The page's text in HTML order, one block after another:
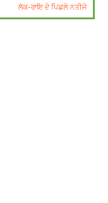
ਲੋਕ-ਰਾਇ ਦੇ ਪਿਛਲੇ ਨਤੀਜੇ